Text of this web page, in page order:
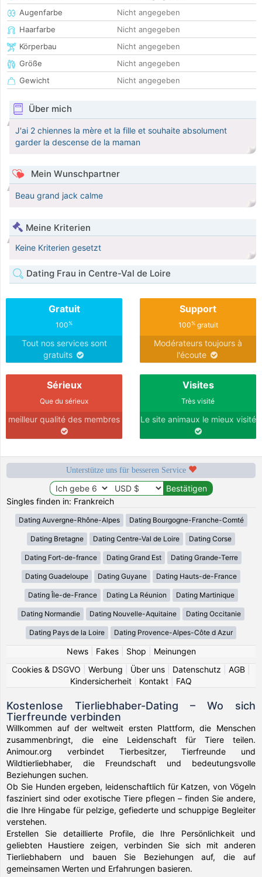
Augenfarbe
Nicht angegeben
Haarfarbe
Nicht angegeben
Körperbau
Nicht angegeben
Größe
Nicht angegeben
Gewicht
Nicht angegeben
Über mich
J'ai 2 chiennes la mère et la fille et souhaite absolument
garder la descense de la maman
Mein Wunschpartner
Beau grand jack calme
Meine Kriterien
Keine Kriterien gesetzt
Dating Frau in Centre-Val de Loire
Gratuit
100%
Tout nos services sont
gratuits
Support
100%gratuit
Modérateurs toujours à
l'écoute
Sérieux
Que du sérieux
meilleur qualité des membres
Visites
Très visité
Le site animaux le mieux visité
Unterstütze uns für besseren Service
Singles finden in: Frankreich
Dating Auvergne-Rhône-Alpes Dating Bourgogne-Franche-Comté
Dating Bretagne Dating Centre-Val de Loire Dating Corse
Dating Fort-de-france Dating Grand Est Dating Grande-Terre
Dating Guadeloupe Dating Guyane Dating Hauts-de-France
Dating Île-de-France Dating La Réunion Dating Martinique
Dating Normandie Dating Nouvelle-Aquitaine Dating Occitanie
Dating Pays de la Loire Dating Provence-Alpes-Côte d Azur
News| Fakes| Shop
Meinungen
Cookies & DSGVO
Werbung Über uns Datenschutz AGB
Kindersicherheit
Kontakt FAQ
Kostenlose Tierliebhaber-Dating – Wo sich
Tierfreunde verbinden
Willkommen auf der weltweit ersten Plattform, die Menschen
zusammenbringt, die eine Leidenschaft für Tiere teilen.
Animour.org verbindet Tierbesitzer, Tierfreunde und
Wildtierliebhaber, die Freundschaft und bedeutungsvolle
Beziehungen suchen.
Ob Sie Hunden ergeben, leidenschaftlich für Katzen, von Vögeln
fasziniert sind oder exotische Tiere pflegen – finden Sie andere,
die Ihre Hingabe für pelzige, gefiederte und schuppige Begleiter
verstehen.
Erstellen Sie detaillierte Profile, die Ihre Persönlichkeit und
geliebten Haustiere zeigen, verbinden Sie sich mit anderen
Tierliebhabern und bauen Sie Beziehungen auf, die auf
gemeinsamen Werten und Erfahrungen basieren.